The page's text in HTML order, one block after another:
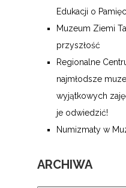
Edukacji o
Muzeum Ziemi
przyszłość
Regionalne
najmłodsze
wyjątkowych
je odwiedzić!
Numizmaty w
ARCHIWA